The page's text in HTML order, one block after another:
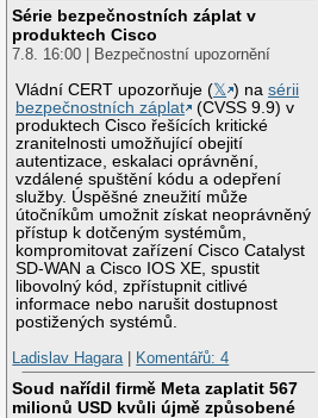
Série bezpečnostních záplat v
produktech Cisco
7.8. 16:00 | Bezpečnostní upozornění
Vládní CERT upozorňuje (𝕏 ) nasérii
bezpečnostních záplat
(CVSS 9.9) v
produktech Cisco řešících kritické
zranitelnosti umožňující obejití
autentizace, eskalaci oprávnění,
vzdálené spuštění kódu a odepření
služby. Úspěšné zneužití může
útočníkům umožnit získat neoprávněný
přístup k dotčeným systémům,
kompromitovat zařízení Cisco Catalyst
SD-WAN a Cisco IOS XE, spustit
libovolný kód, zpřístupnit citlivé
informace nebo narušit dostupnost
postižených systémů.
Ladislav Hagara
Komentářů: 4
Soud nařídil firmě Meta zaplatit 567
milionů USD kvůli újmě způsobené